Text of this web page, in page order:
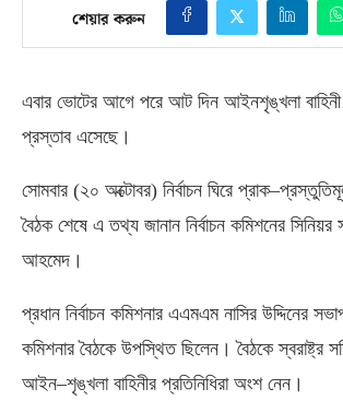
শেয়ার করুন
এবার ভোটের আগে পরে আট দিন আইনশৃঙ্খলা বাহিনী
প্রস্তাব এসেছে।
সোমবার (২০ অক্টোবর) নির্বাচন ঘিরে প্রাক–
বৈঠক শেষে এ তথ্য জানান নির্বাচন কমিশনের
আহমেদ।
প্রধান নির্বাচন কমিশনার এএমএম নাসির উদ্দিনের
কমিশনার বৈঠকে উপস্থিত ছিলেন। বৈঠকে স্বরাষ্ট্র
আইন–শৃঙ্খলা বাহিনীর প্রতিনিধিরা অংশ নেন।